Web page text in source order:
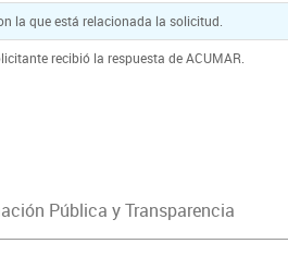
la que está relacionada la solicitud.
recibió la respuesta de ACUMAR.
Pública y Transparencia